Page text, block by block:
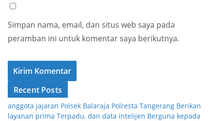
Simpan nama, email, dan situs web saya pada
peramban ini untuk komentar saya berikutnya.
Recent Posts
anggota jajaran Polsek Balaraja Polresta Tangerang Berikan
layanan prima Terpadu, dan data intelijen Berguna kepada